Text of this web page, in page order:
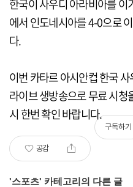
한국이 사우디 아라비아를
에서 인도네시아를 4-0으로
다.
이번 카타르 아시안컵 한국
라이브 생방송으로 무료 시청
시 한번 확인 바랍니다.
공감
구독하기
'스포츠' 카테고리의 다른 글